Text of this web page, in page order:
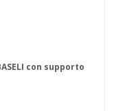
con supporto